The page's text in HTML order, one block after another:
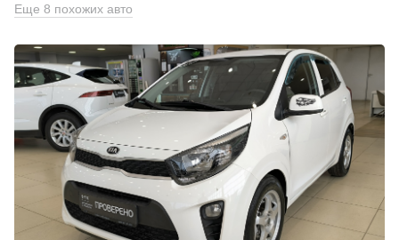
Еще 8 похожих авто